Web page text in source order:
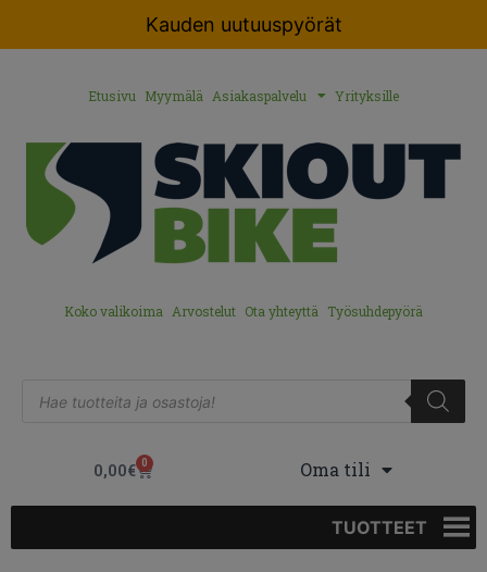
Kauden uutuuspyörät
Etusivu Myymälä Asiakaspalvelu Yrityksille
Koko valikoima Arvostelut Ota yhteyttä Työsuhdepyörä
0,00€ 0 Oma tili
TUOTTEET